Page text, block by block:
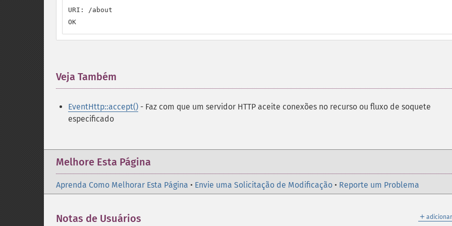
URI: /about
OK
Veja Também
EventHttp::accept() - Faz com que um servidor HTTP aceite conexões no recurso ou fluxo de soquete
especificado
Melhore Esta Página
Aprenda Como Melhorar Esta Página • Envie uma Solicitação de Modificação • Reporte um Problema
＋
Notas de Usuários